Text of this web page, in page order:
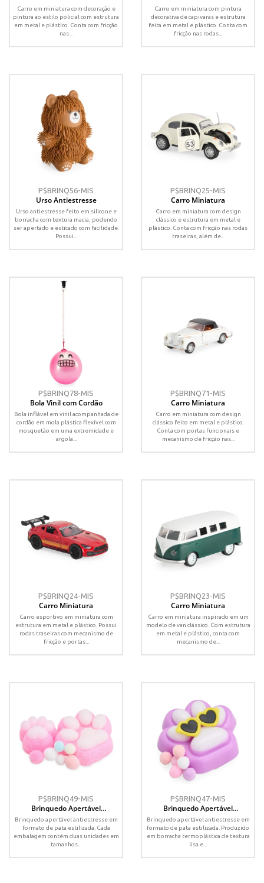
Carro em miniatura com decoração e
pintura ao estilo policial com estrutura
em metal e plástico. Conta com fricção
nas...
Carro em miniatura com pintura
decorativa de capivaras e estrutura
feita em metal e plástico. Conta com
fricção nas rodas...
P$BRINQ56-MIS
Urso Antiestresse
Urso antiestresse feito em silicone e
borracha com textura macia, podendo
ser apertado e esticado com facilidade.
Possui...
P$BRINQ25-MIS
Carro Miniatura
Carro em miniatura com design
clássico e estrutura em metal e
plástico. Conta com fricção nas rodas
traseiras, além de...
P$BRINQ78-MIS
Bola Vinil com Cordão
Bola inflável em vinil acompanhada de
cordão em mola plástica flexível com
mosquetão em uma extremidade e
argola...
P$BRINQ71-MIS
Carro Miniatura
Carro em miniatura com design
clássico feito em metal e plástico.
Conta com portas funcionais e
mecanismo de fricção nas...
P$BRINQ24-MIS
Carro Miniatura
Carro esportivo em miniatura com
estrutura em metal e plástico. Possui
rodas traseiras com mecanismo de
fricção e portas...
P$BRINQ23-MIS
Carro Miniatura
Carro em miniatura inspirado em um
modelo de van clássico. Com estrutura
em metal e plástico, conta com
mecanismo de...
P$BRINQ49-MIS
Brinquedo Apertável
Antiestresse
Brinquedo apertável antiestresse em
formato de pata estilizada. Cada
embalagem contém duas unidades em
tamanhos...
P$BRINQ47-MIS
Brinquedo Apertável
Antiestresse
Brinquedo apertável antiestresse em
formato de pata estilizada. Produzido
em borracha termoplástica de textura
lisa e...